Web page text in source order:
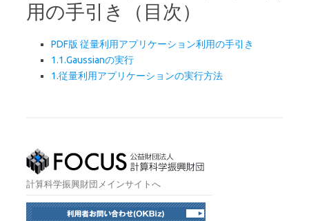
用の手引き（目次）
PDF版 従量利用アプリケーション利用の手引き
1.1.Gaussianの実行
1.従量利用アプリケーションの実行方法
計算科学振興財団メインサイトへ